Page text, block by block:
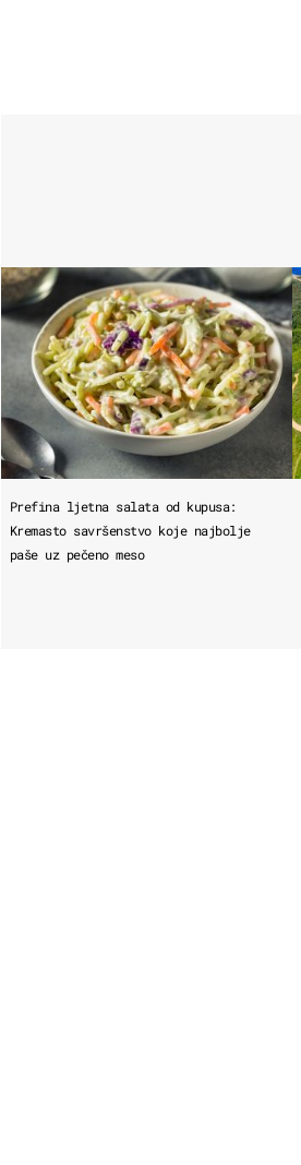
Prefina ljetna salata od kupusa:
Kremasto savršenstvo koje najbolje
paše uz pečeno meso